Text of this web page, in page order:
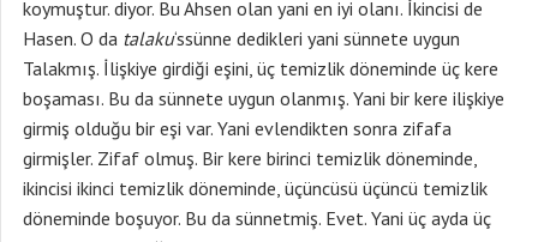
koymuştur. diyor. Bu Ahsen olan yani en iyi olanı. İkincisi de
Hasen. O da talaku‘ssünne dedikleri yani sünnete uygun
Talakmış. İlişkiye girdiği eşini, üç temizlik döneminde üç kere
boşaması. Bu da sünnete uygun olanmış. Yani bir kere ilişkiye
girmiş olduğu bir eşi var. Yani evlendikten sonra zifafa
girmişler. Zifaf olmuş. Bir kere birinci temizlik döneminde,
ikincisi ikinci temizlik döneminde, üçüncüsü üçüncü temizlik
döneminde boşuyor. Bu da sünnetmiş. Evet. Yani üç ayda üç